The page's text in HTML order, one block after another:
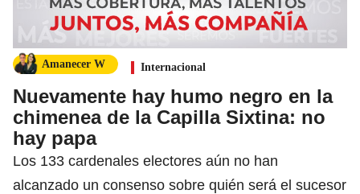
Amanecer W Internacional
Nuevamente hay humo negro en la
chimenea de la Capilla Sixtina: no
hay papa
Los 133 cardenales electores aún no han
alcanzado un consenso sobre quién será el sucesor